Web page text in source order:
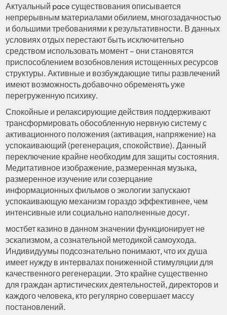
Актуальный pace существования описывается
непрерывным материалами обилием, многозадачностью
и большими требованиями к результативности. В данных
условиях отдых перестают быть исключительно
средством использовать момент – они становятся
приспособлением возобновления истощенных ресурсов
структуры. Активные и возбуждающие типы развлечений
имеют возможность добавочно обременять уже
перегруженную психику.
Спокойные и релаксирующие действия поддерживают
трансформировать обособленную нервную систему с
активационного положения (активация, напряжение) на
успокаивающий (регенерация, спокойствие). Данный
переключение крайне необходим для защиты состояния.
Медитативное изображение, размеренная музыка,
размеренное изучение или созерцание
информационных фильмов о экологии запускают
успокаивающую механизм гораздо эффективнее, чем
интенсивные или социально наполненные досуг.
мостбет казино в данном значении функционирует не
эскапизмом, а сознательной методикой самоухода.
Индивидуумы подсознательно понимают, что их душа
имеет нужду в интервалах пониженной стимуляции для
качественного регенерации. Это крайне существенно
для граждан артистических деятельностей, директоров и
каждого человека, кто регулярно совершает массу
постановлений.